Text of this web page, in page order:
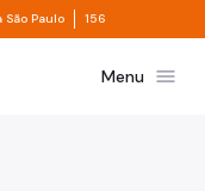
à informação
São Paulo Divisor de
156
Menu menu